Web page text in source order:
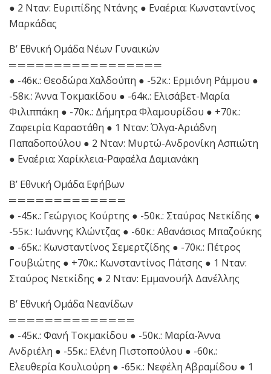
● 2 Νταν: Ευριπίδης Ντάνης ● Εναέρια: Κωνσταντίνος
Μαρκάδας
Β’ Εθνική Ομάδα Νέων Γυναικών
═ ═ ═ ═ ═ ═ ═ ═ ═ ═ ═ ═ ═ ═ ═ ═ ═
● -46κ.: Θεοδώρα Χαλδούπη ● -52κ.: Ερμιόνη Ράμμου ●
-58κ.: Άννα Τοκμακίδου ● -64κ.: Ελισάβετ-Μαρία
Φιλιππάκη ● -70κ.: Δήμητρα Φλαμουρίδου ● +70κ.:
Ζαφειρία Καραστάθη ● 1 Νταν: Όλγα-Αριάδνη
Παπαδοπούλου ● 2 Νταν: Μυρτώ-Ανδρονίκη Ασπιώτη
● Εναέρια: Χαρίκλεια-Ραφαέλα Δαμιανάκη
Β’ Εθνική Ομάδα Εφήβων
═ ═ ═ ═ ═ ═ ═ ═ ═ ═ ═ ═ ═
● -45κ.: Γεώργιος Κούρτης ● -50κ.: Σταύρος Νετκίδης ●
-55κ.: Ιωάννης Κλώντζας ● -60κ.: Αθανάσιος Μπαζούκης
● -65κ.: Κωνσταντίνος Σεμερτζίδης ● -70κ.: Πέτρος
Γουβιώτης ● +70κ.: Κωνσταντίνος Πάτσης ● 1 Νταν:
Σταύρος Νετκίδης ● 2 Νταν: Εμμανουήλ Δανέλλης
Β’ Εθνική Ομάδα Νεανίδων
═ ═ ═ ═ ═ ═ ═ ═ ═ ═ ═ ═ ═ ═
● -45κ.: Φανή Τοκμακίδου ● -50κ.: Μαρία-Άννα
Ανδριέλη ● -55κ.: Ελένη Πιστοπούλου ● -60κ.:
Ελευθερία Κουλιούρη ● -65κ.: Νεφέλη Αβραμίδου ● 1